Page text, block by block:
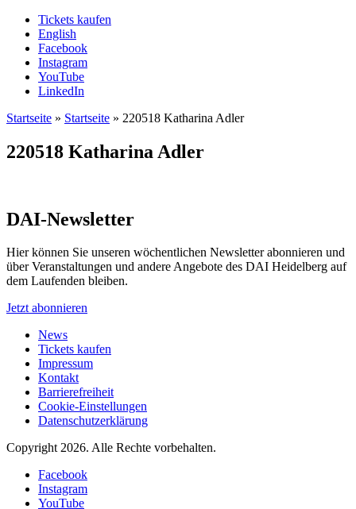
Tickets kaufen
English
Facebook
Instagram
YouTube
LinkedIn
Startseite » Startseite » 220518 Katharina Adler
220518 Katharina Adler
DAI-Newsletter
Hier können Sie unseren wöchentlichen Newsletter abonnieren und
über Veranstaltungen und andere Angebote des DAI Heidelberg auf
dem Laufenden bleiben.
Jetzt abonnieren
News
Tickets kaufen
Impressum
Kontakt
Barrierefreiheit
Cookie-Einstellungen
Datenschutzerklärung
Copyright 2026. Alle Rechte vorbehalten.
Facebook
Instagram
YouTube